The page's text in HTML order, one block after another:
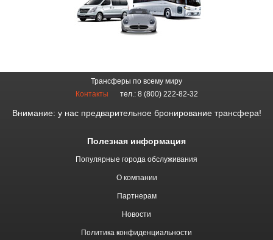
Трансферы по всему миру
Полезная информация
Популярные города обслуживания
О компании
Партнерам
Новости
Политика конфиденциальности
Контакты тел.: 8 (800) 222-82-32
Внимание: у нас предварительное бронирование трансфера!